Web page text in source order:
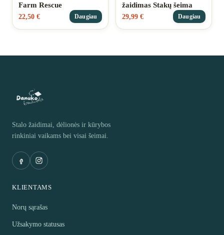
Farm Rescue
22,50 € Daugiau
žaidimas Stakų šeima
29,99 € Daugiau
Stalo žaidimai, dėlionės ir kūrybos
rinkiniai vaikams bei visai šeimai.
KLIENTAMS
Norų sąrašas
Užsakymo statusas